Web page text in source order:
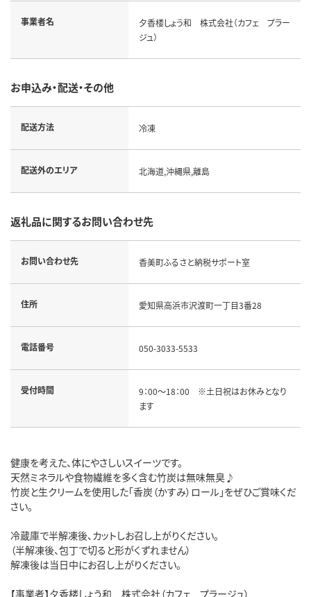
事業者名
夕香楼しょう和 株式会社（カフェ プラー
ジュ）
お申込み・配送・その他
配送方法 冷凍
配送外のエリア 北海道,沖縄県,離島
返礼品に関するお問い合わせ先
お問い合わせ先 香美町ふるさと納税サポート室
住所 愛知県高浜市沢渡町一丁目3番28
電話番号 050-3033-5533
受付時間
9：00～18：00 ※土日祝はお休みとなり
ます
健康を考えた、体にやさしいスイーツです。
天然ミネラルや食物繊維を多く含む竹炭は無味無臭♪
竹炭と生クリームを使用した「香炭（かすみ）ロール」をぜひご賞味くだ
さい。
冷蔵庫で半解凍後、カットしお召し上がりください。
（半解凍後、包丁で切ると形がくずれません）
解凍後は当日中にお召し上がりください。
【事業者】夕香楼しょう和 株式会社（カフェ プラージュ）